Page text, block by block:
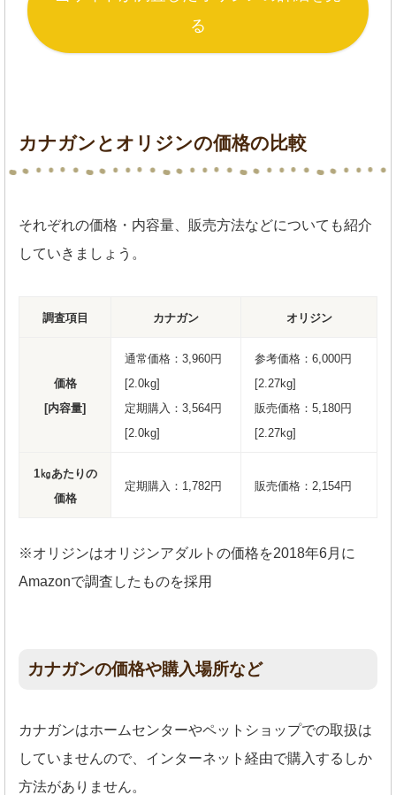
る
カナガンとオリジンの価格の比較
それぞれの価格・内容量、販売方法などについても紹介
していきましょう。
調査項目 カナガン オリジン
価格
[内容量]
通常価格：3,960円
[2.0kg]
定期購入：3,564円
[2.0kg]
参考価格：6,000円
[2.27kg]
販売価格：5,180円
[2.27kg]
1㎏あたりの
価格
定期購入：1,782円 販売価格：2,154円
※オリジンはオリジンアダルトの価格を2018年6月に
Amazonで調査したものを採用
カナガンの価格や購入場所など
カナガンはホームセンターやペットショップでの取扱は
していませんので、インターネット経由で購入するしか
方法がありません。